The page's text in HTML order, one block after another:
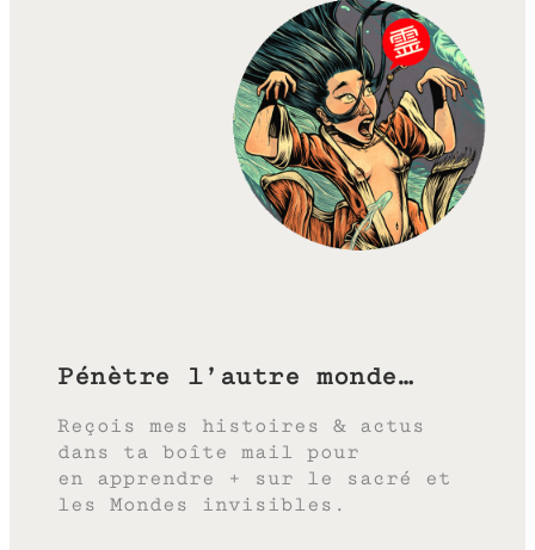
Pénètre l’autre monde…
Reçois mes histoires & actus
dans ta boîte mail pour
en apprendre + sur le sacré et
les Mondes invisibles.